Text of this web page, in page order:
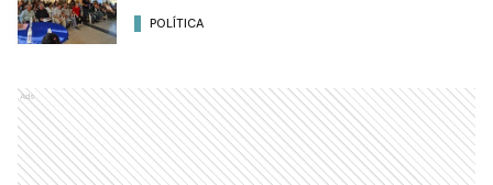
POLÍTICA
Ads